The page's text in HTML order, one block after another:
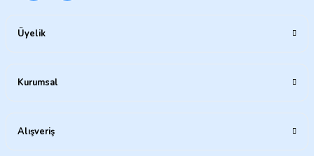
Üyelik
Kurumsal
Alışveriş